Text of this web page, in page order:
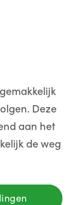
Deze
aan het
de weg